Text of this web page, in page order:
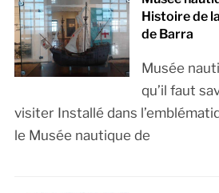
Histoire de
de Barra
Musée
qu’il faut
visiter Installé dans
le Musée nautique de